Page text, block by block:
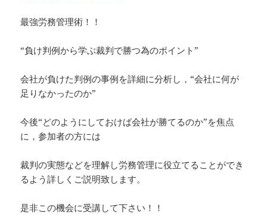
最強労務管理術！！
“負け判例から学ぶ裁判で勝つ為のポイント”
会社が負けた判例の事例を詳細に分析し，“会社に何が
足りなかったのか”
今後“どのようにしておけば会社が勝てるのか”を焦点
に，参加者の方には
裁判の実態などを理解し労務管理に役立てることができ
るよう詳しくご説明致します。
是非この機会に受講して下さい！！